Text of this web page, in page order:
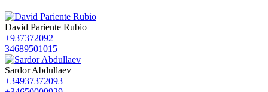
David Pariente Rubio
+937372092
34689501015
Sardor Abdullaev
+34937372093